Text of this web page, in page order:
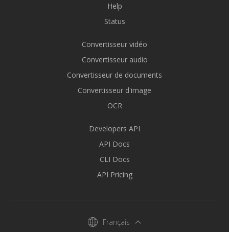
Help
Status
Convertisseur vidéo
Convertisseur audio
Convertisseur de documents
Convertisseur d'image
OCR
Developers API
API Docs
CLI Docs
API Pricing
Français